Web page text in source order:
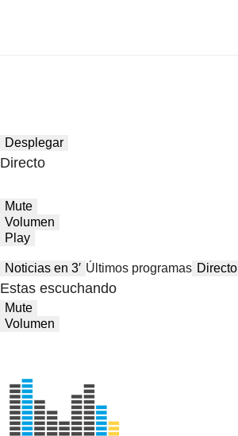
Desplegar
Directo
Mute
Volumen
Play
Noticias en 3′ Últimos programas Directo
Estas escuchando
Mute
Volumen